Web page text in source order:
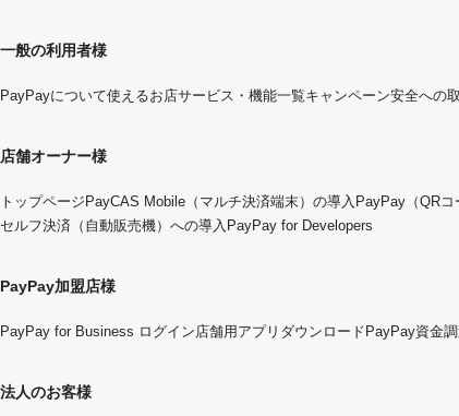
一般の利用者様
PayPayについて使えるお店サービス・機能一覧キャンペーン安全への
店舗オーナー様
トップページ PayCAS Mobile（マルチ決済端末）の導入 PayPay（QRコ
セルフ決済（自動販売機）への導入 PayPay for Developers
PayPay加盟店様
PayPay for Business ログイン店舗用アプリダウンロード PayPay資金
法人のお客様